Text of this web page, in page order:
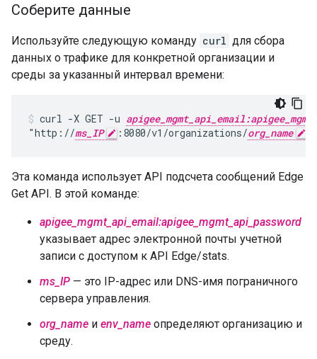
Соберите данные
Используйте следующую команду curl для сбора
данных о трафике для конкретной организации и
среды за указанный интервал времени:
curl -X GET -u
"http://ms_IP :8080/v1/organizations/org_name
Эта команда использует API подсчета сообщений Edge
Get API. В этой команде:
apigee_mgmt_api_email:apigee_mgmt_api_password
указывает адрес электронной почты учетной
записи с доступом к API Edge/stats.
ms_IP — это IP-адрес или DNS-имя пограничного
сервера управления.
org_name и env_name определяют организацию и
среду.